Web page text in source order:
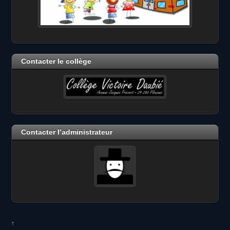
Contacter le collège
Contacter l’administrateur
↑